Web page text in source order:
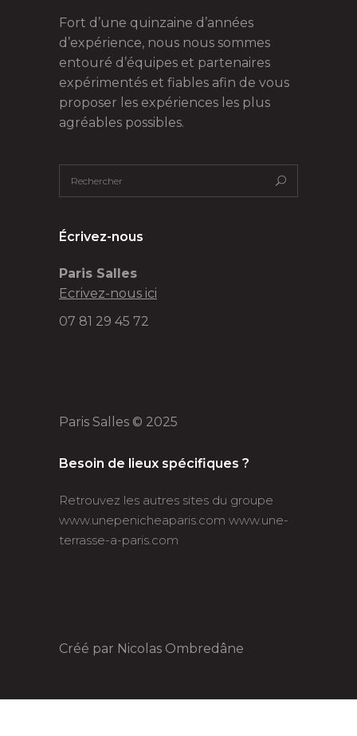
Fort d’une quinzaine d’années
d’expérience, nous nous sommes
entouré d’équipes et partenaires
expérimentés et fiables afin de vous
proposer les expériences les plus
agréables possibles.
Écrivez-nous
Paris Salles
Ecrivez-nous ici
07 81 29 45 72
Paris Salles © 2025
Besoin de lieux spécifiques ?
Retrouvez les autres sites du groupe
www.unepenicheaparis.com www.une-
terrasse-a-paris.com
Créé par Nicolas Ombredâne